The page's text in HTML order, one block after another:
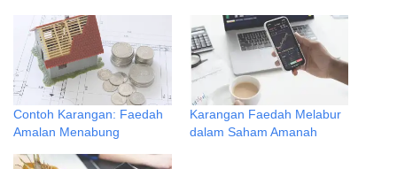
Contoh Karangan: Faedah
Amalan Menabung
Karangan Faedah Melabur
dalam Saham Amanah